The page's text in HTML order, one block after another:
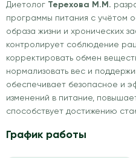
Диетолог Терехова М.М.
программы питания с учётом
образа жизни и хронических
контролирует соблюдение
корректировать обмен
нормализовать вес и
обеспечивает безопасное и
изменений в питание,
способствует достижению
График работы